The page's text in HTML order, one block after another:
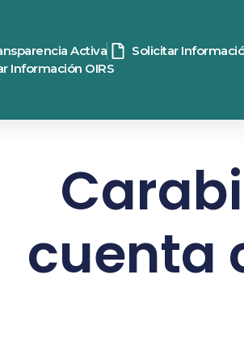
Activa
Solicitar
Información OIRS
cuenta